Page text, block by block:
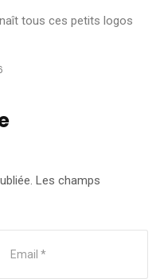
tous ces petits logos
Les champs